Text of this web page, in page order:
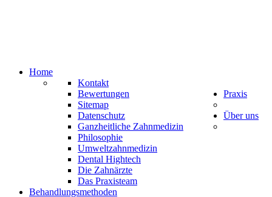
Home
Kontakt
Bewertungen
Sitemap
Datenschutz
Praxis
Ganzheitliche Zahnmedizin
Philosophie
Umweltzahnmedizin
Dental Hightech
Über uns
Die Zahnärzte
Das Praxisteam
Behandlungsmethoden